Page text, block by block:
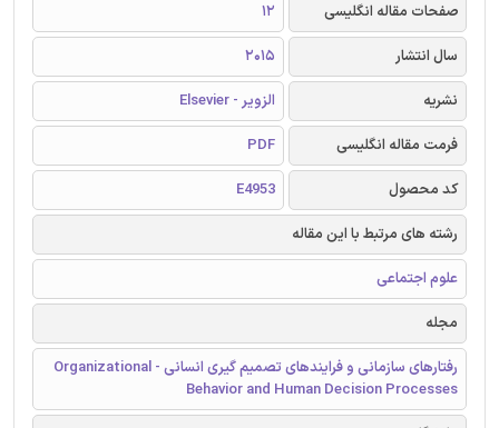
صفحات مقاله انگلیسی
12
سال انتشار
2015
نشریه
الزویر - Elsevier
فرمت مقاله انگلیسی
PDF
کد محصول
E4953
رشته های مرتبط با این مقاله
علوم اجتماعی
مجله
رفتارهای سازمانی و فرایندهای تصمیم گیری انسانی - Organizational
Behavior and Human Decision Processes